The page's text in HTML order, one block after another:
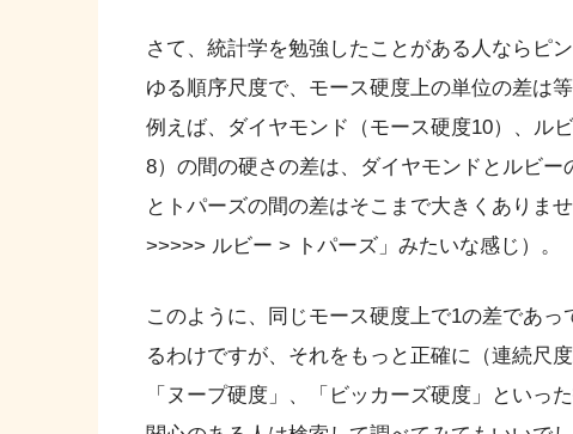
さて、統計学を勉強したことがある人ならピ
ゆる順序尺度で、モース硬度上の単位の差は
例えば、ダイヤモンド（モース硬度10）、ル
8）の間の硬さの差は、ダイヤモンドとルビ
とトパーズの間の差はそこまで大きくありま
>>>>> ルビー > トパーズ」みたいな感じ）。
このように、同じモース硬度上で1の差であ
るわけですが、それをもっと正確に（連続尺
「ヌープ硬度」、「ビッカーズ硬度」といっ